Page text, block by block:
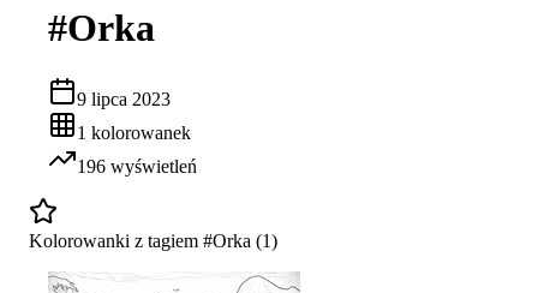
#Orka
9 lipca 2023
1 kolorowanek
196 wyświetleń
Kolorowanki z tagiem #Orka (1)